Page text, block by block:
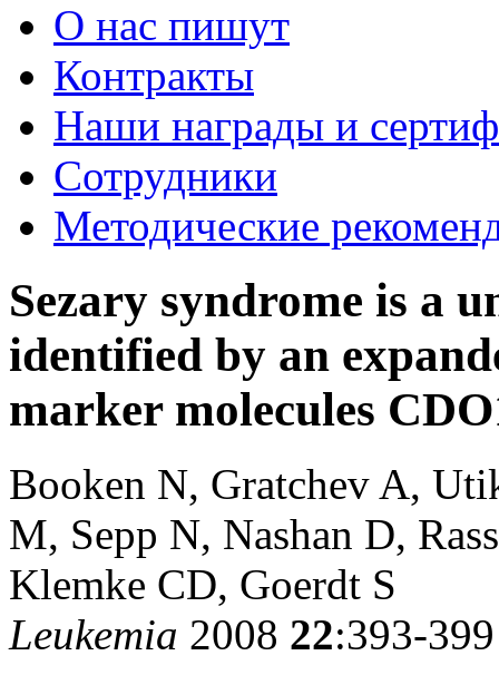
О нас пишут
Контракты
Наши награды и
Сотрудники
Методические
Sezary syndrome is a
identified by an
marker molecules
Booken N, Gratchev A,
M, Sepp N, Nashan D,
Klemke CD, Goerdt S
Leukemia 2008 22:393-399